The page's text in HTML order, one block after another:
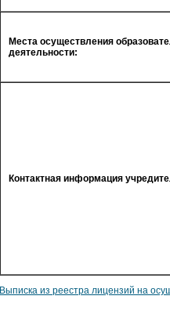
Места осуществления
деятельности:
Контактная информация
Выписка из реестра лицензий на